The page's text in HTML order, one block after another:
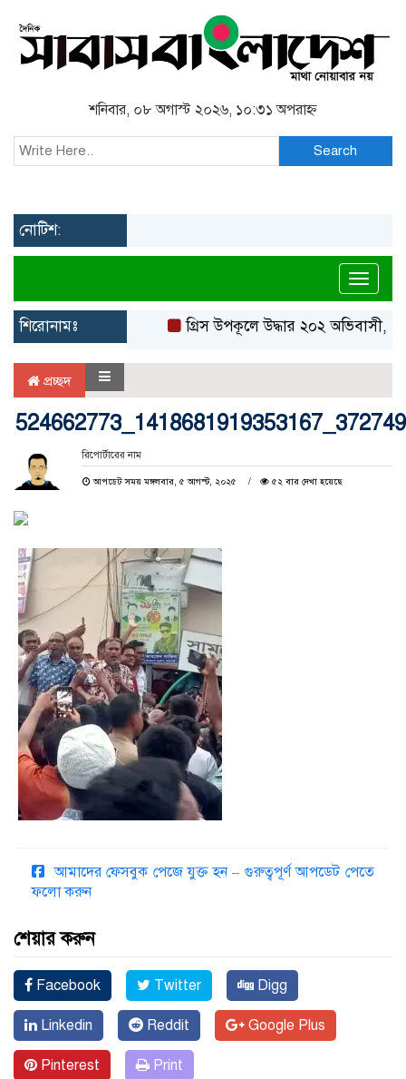
শনিবার, ০৮ অগাস্ট ২০২৬, ১০:৩১ অপরাহ্ন
Search
নোটিশ:
শিরোনামঃ গ্রিস উপকূলে উদ্ধার ২০২ অভিবাসী,
প্রচ্ছদ
রিপোর্টারের নাম
আপডেট সময় মঙ্গলবার, ৫ আগস্ট, ২০২৫ ৫২ বার দেখা হয়েছে
আমাদের ফেসবুক পেজে যুক্ত হন – গুরুত্বপূর্ণ আপডেট পেতে
ফলো করুন
শেয়ার করুন
Facebook Twitter Digg
Linkedin Reddit Google Plus
Pinterest Print